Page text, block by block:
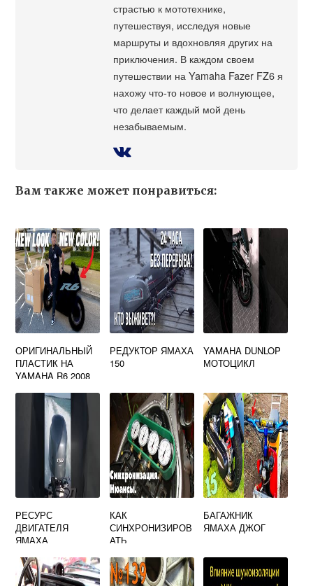
страстью к мототехнике,
путешествуя, исследуя новые
маршруты и вдохновляя других на
приключения. В каждом своем
путешествии на Yamaha Fazer FZ6 я
нахожу что-то новое и волнующее,
что делает каждый мой день
незабываемым.
Вам также может понравиться:
ОРИГИНАЛЬНЫЙ
ПЛАСТИК НА
YAMAHA R6 2008
РЕДУКТОР ЯМАХА
150
YAMAHA DUNLOP
МОТОЦИКЛ
РЕСУРС
ДВИГАТЕЛЯ
ЯМАХА
КАК
СИНХРОНИЗИРОВ
АТЬ
НА СНЕГОХОДЕ
ЯМАХА
БАГАЖНИК
ЯМАХА ДЖОГ